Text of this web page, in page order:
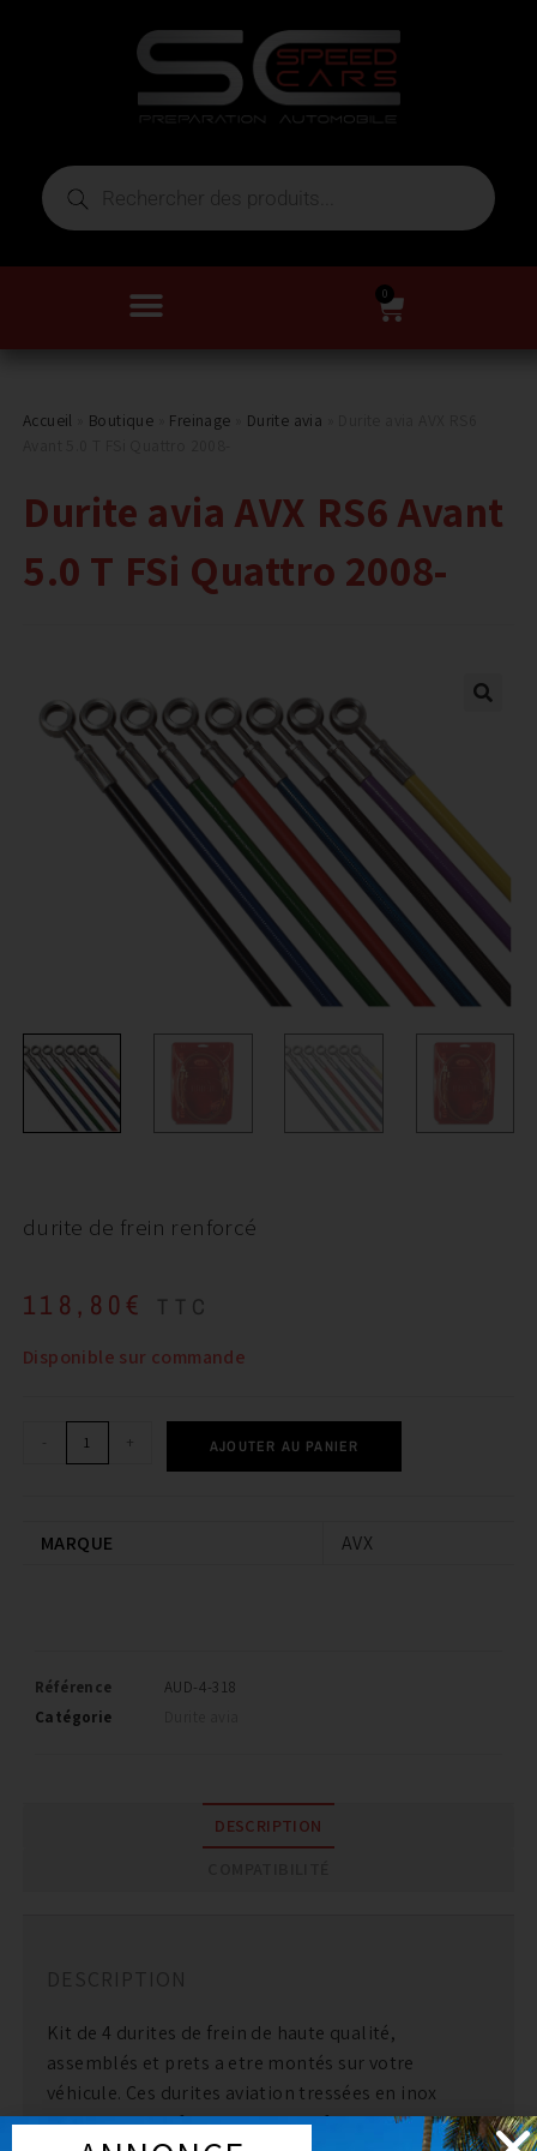
0
Accueil Boutique Freinage Durite avia
Durite avia AVX RS6 Avant
5.0 T FSi Quattro 2008-
durite de frein renforcé
118,80 € TTC
Disponible sur commande
- + AJOUTER AU PANIER
MARQUE AVX
Référence
AUD-4-318
Catégorie
DESCRIPTION
DESCRIPTION
Kit de 4 durites de frein de haute qualité,
assemblés et prets a etre montés sur votre
véhicule. Ces durites aviation tressées en inox
permettent un freinage plus performant et plus